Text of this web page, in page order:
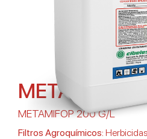
METAMIFOX
METAMIFOP 200 G/L
Filtros Agroquímicos: Herbicidas